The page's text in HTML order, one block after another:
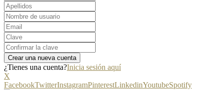
¿Tienes una cuenta?Inicia sesión aquí
X
FacebookTwitterInstagramPinterestLinkedinYoutubeSpotify